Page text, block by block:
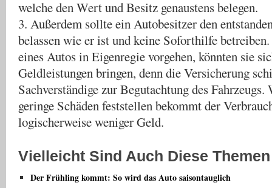
welche den Wert und Besitz genaustens belegen.
3. Außerdem sollte ein Autobesitzer den
belassen wie er ist und keine Soforthilfe
eines Autos in Eigenregie vorgehen, könnten sie
Geldleistungen bringen, denn die Versicherung
Sachverständige zur Begutachtung des Fahrzeugs.
geringe Schäden feststellen bekommt der
logischerweise weniger Geld.
Vielleicht Sind Auch Diese
Der Frühling kommt: So wird das Auto saisontauglich